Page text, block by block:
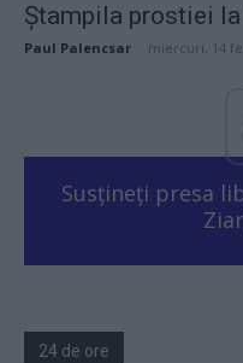
Ștampila prostiei
Paul Palencsar miercuri, 14
Susțineți presa
24 de ore